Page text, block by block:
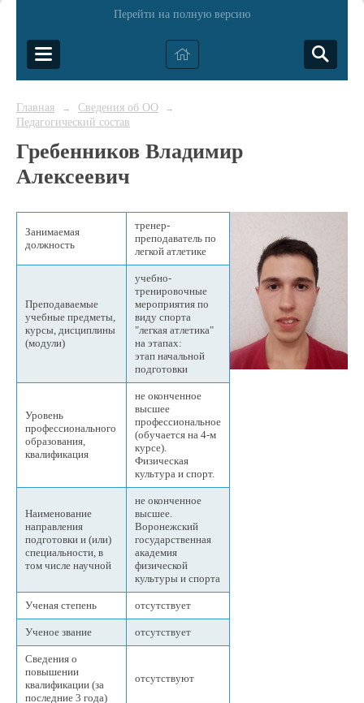
Перейти на полную версию
Главная → Сведения об ОО →
Педагогический состав
Гребенников Владимир
Алексеевич
Занимаемая
должность
тренер-
преподаватель по
легкой атлетике
Преподаваемые
учебные предметы,
курсы, дисциплины
(модули)
учебно-
тренировочные
мероприятия по
виду спорта
"легкая атлетика"
на этапах:
этап начальной
подготовки
Уровень
профессионального
образования,
квалификация
не оконченное
высшее
профессиональное
(обучается на 4-м
курсе).
Физическая
культура и спорт.
Наименование
направления
подготовки и (или)
специальности, в
том числе научной
не оконченное
высшее.
Воронежский
государственная
академия
физической
культуры и спорта
Ученая степень отсутствует
Ученое звание отсутствует
Сведения о
повышении
квалификации (за
последние 3 года)
отсутствуют